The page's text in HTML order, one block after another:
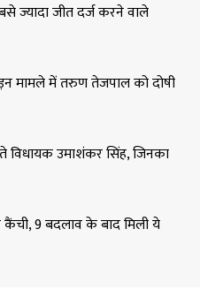
ज्यादा जीत दर्ज करने वाले
मामले में तरुण तेजपाल को दोषी
विधायक उमाशंकर सिंह, जिनका
कैंची, 9 बदलाव के बाद मिली ये